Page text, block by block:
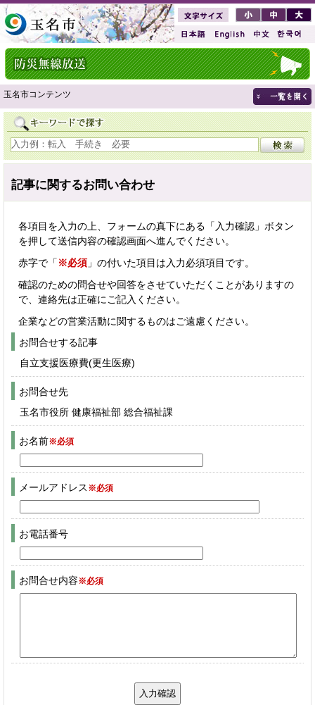
玉名市コンテンツ
記事に関するお問い合わせ
各項目を入力の上、フォームの真下にある「入力確認」ボタン
を押して送信内容の確認画面へ進んでください。
赤字で「 ※必須 」の付いた項目は入力必須項目です。
確認のための問合せや回答をさせていただくことがありますの
で、連絡先は正確にご記入ください。
企業などの営業活動に関するものはご遠慮ください。
お問合せする記事
自立支援医療費(更生医療)
お問合せ先
玉名市役所 健康福祉部 総合福祉課
お名前※必須
メールアドレス ※必須
お電話番号
お問合せ内容※必須